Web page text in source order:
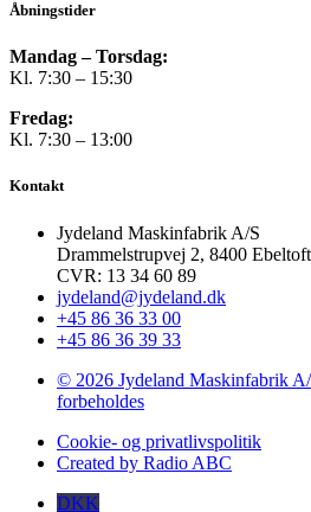
Åbningstider
Mandag – Torsdag:
Kl. 7:30 – 15:30
Fredag:
Kl. 7:30 – 13:00
Kontakt
Jydeland Maskinfabrik A/S
Drammelstrupvej 2, 8400 Ebeltoft
CVR: 13 34 60 89
jydeland@jydeland.dk
+45 86 36 33 00
+45 86 36 39 33
© 2026 Jydeland Maskinfabrik
forbeholdes
Cookie- og privatlivspolitik
Created by Radio ABC
DKK